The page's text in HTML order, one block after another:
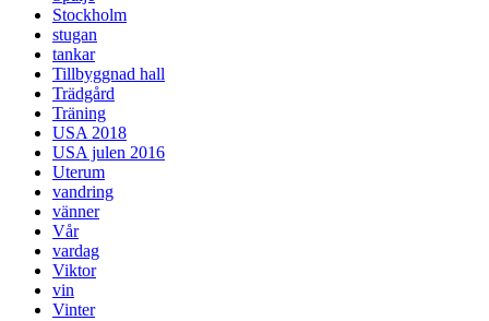
Stockholm
stugan
tankar
Tillbyggnad hall
Trädgård
Träning
USA 2018
USA julen 2016
Uterum
vandring
vänner
Vår
vardag
Viktor
vin
Vinter